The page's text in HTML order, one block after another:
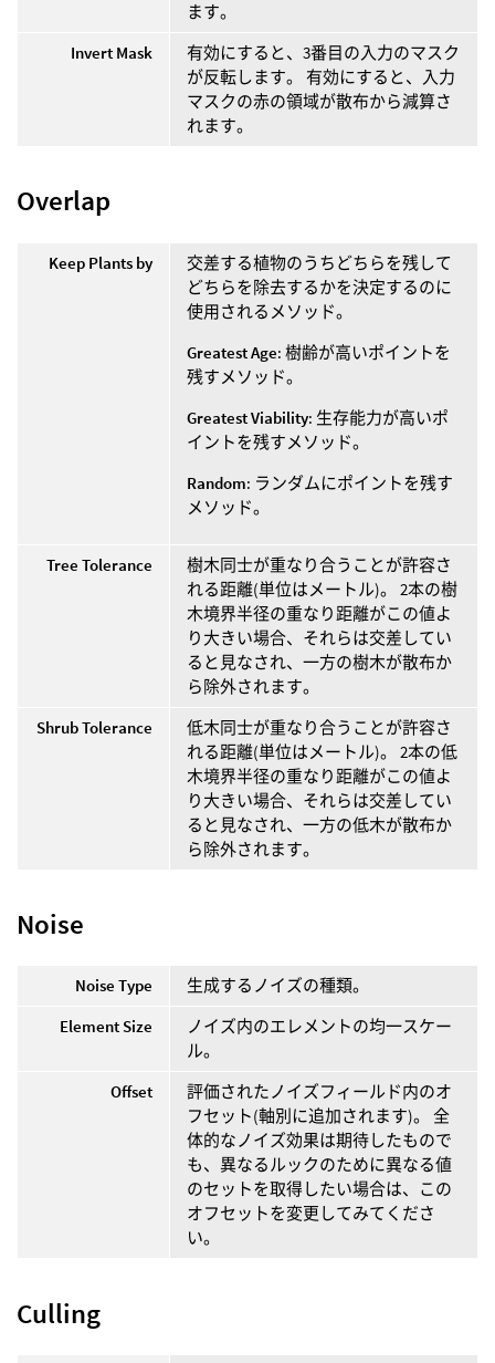
ます。
Invert Mask
有効にすると、3番目の入力のマスク
が反転します。 有効にすると、入力
マスクの赤の領域が散布から減算さ
れます。
Overlap
Keep Plants by
交差する植物のうちどちらを残して
どちらを除去するかを決定するのに
使用されるメソッド。
Greatest Age: 樹齢が高いポイントを
残すメソッド。
Greatest Viability: 生存能力が高いポ
イントを残すメソッド。
Random: ランダムにポイントを残す
メソッド。
Tree Tolerance
樹木同士が重なり合うことが許容さ
れる距離(単位はメートル)。 2本の樹
木境界半径の重なり距離がこの値よ
り大きい場合、それらは交差してい
ると見なされ、一方の樹木が散布か
ら除外されます。
Shrub Tolerance
低木同士が重なり合うことが許容さ
れる距離(単位はメートル)。 2本の低
木境界半径の重なり距離がこの値よ
り大きい場合、それらは交差してい
ると見なされ、一方の低木が散布か
ら除外されます。
Noise
Noise Type
生成するノイズの種類。
Element Size
ノイズ内のエレメントの均一スケー
ル。
Offset
評価されたノイズフィールド内のオ
フセット(軸別に追加されます)。 全
体的なノイズ効果は期待したもので
も、異なるルックのために異なる値
のセットを取得したい場合は、この
オフセットを変更してみてくださ
い。
Culling